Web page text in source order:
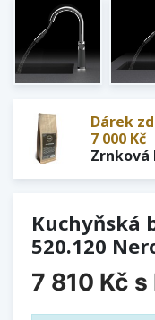
Dárek
7 000 Kč
Zrnková
Kuchyňská
520.120
7 810 Kč s